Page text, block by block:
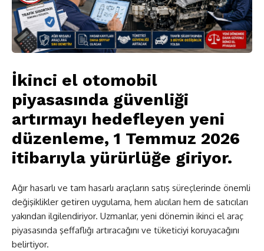
İkinci el otomobil
piyasasında güvenliği
artırmayı hedefleyen yeni
düzenleme, 1 Temmuz 2026
itibarıyla yürürlüğe giriyor.
Ağır hasarlı ve tam hasarlı araçların satış süreçlerinde önemli
değişiklikler getiren uygulama, hem alıcıları hem de satıcıları
yakından ilgilendiriyor. Uzmanlar, yeni dönemin ikinci el araç
piyasasında şeffaflığı artıracağını ve tüketiciyi koruyacağını
belirtiyor.